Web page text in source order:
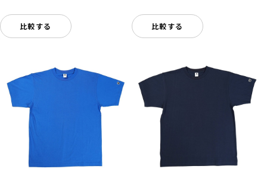
比較する 比較する